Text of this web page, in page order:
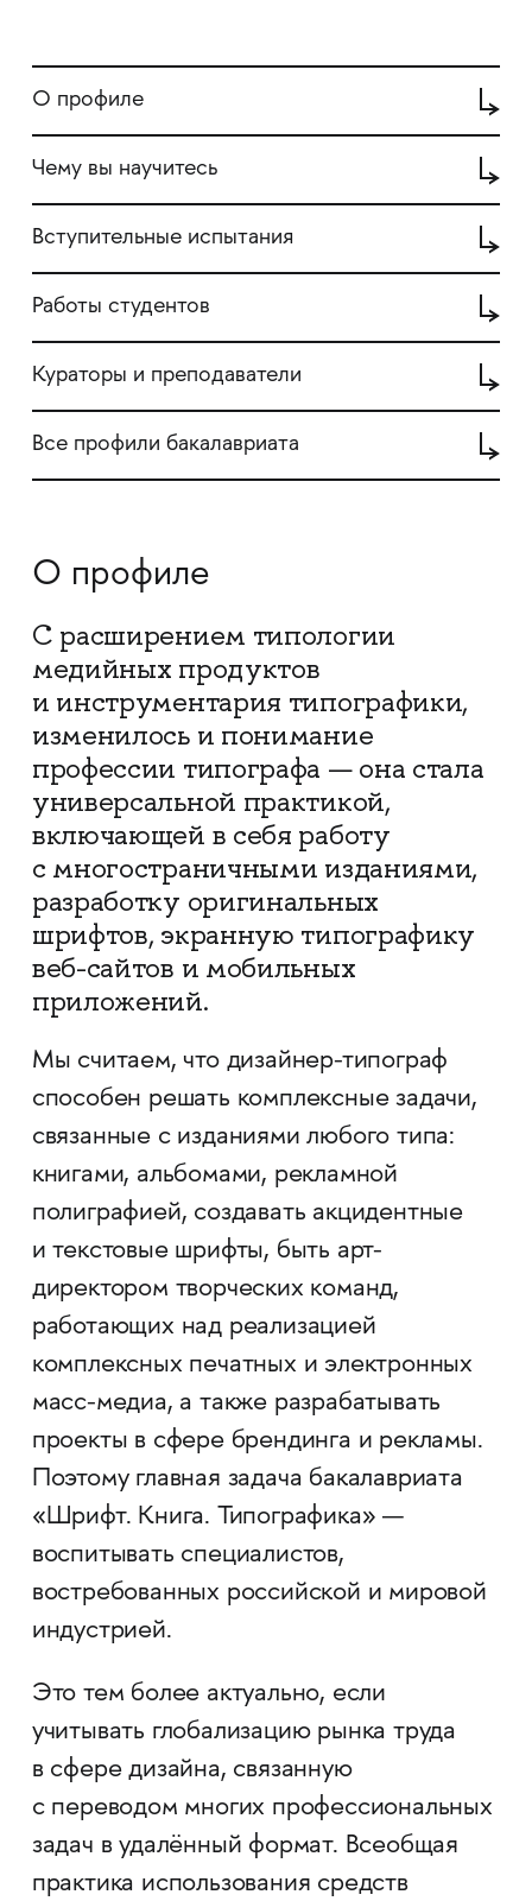
О профиле
Чему вы научитесь
Вступительные испытания
Работы студентов
Кураторы и преподаватели
Все профили бакалавриата
О профиле
С расширением типологии
медийных продуктов
и инструментария типографики,
изменилось и понимание
профессии типографа — она стала
универсальной практикой,
включающей в себя работу
с многостраничными изданиями,
разработку оригинальных
шрифтов, экранную типографику
веб-сайтов и мобильных
приложений.
Мы считаем, что дизайнер-типограф
способен решать комплексные задачи,
связанные с изданиями любого типа:
книгами, альбомами, рекламной
полиграфией, создавать акцидентные
и текстовые шрифты, быть арт-
директором творческих команд,
работающих над реализацией
комплексных печатных и электронных
масс-медиа, а также разрабатывать
проекты в сфере брендинга и рекламы.
Поэтому главная задача бакалавриата
«Шрифт. Книга. Типографика» —
воспитывать специалистов,
востребованных российской и мировой
индустрией.
Это тем более актуально, если
учитывать глобализацию рынка труда
в сфере дизайна, связанную
с переводом многих профессиональных
задач в удалённый формат. Всеобщая
практика использования средств